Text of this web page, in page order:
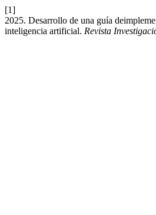
[1]
2025. Desarrollo de una guía
inteligencia artificial. Revista